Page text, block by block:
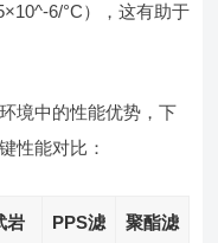
6/°C），这有助于
境中的性能优势，下
性能对比：
岩
PPS滤
聚酯滤